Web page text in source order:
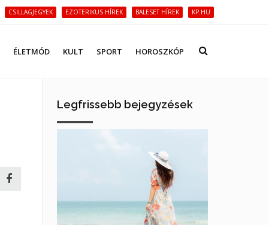
CSILLAGJEGYEK EZOTERIKUS HÍREK BALESET HÍREK KP.HU
ÉLETMÓD KULT SPORT HOROSZKÓP
Legfrissebb bejegyzések